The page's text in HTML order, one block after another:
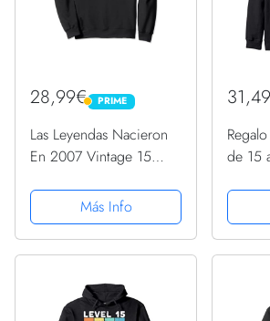
28,99€ PRIME
PRIME
Las Leyendas Nacieron
En 2007 Vintage 15
Más Info
de 15